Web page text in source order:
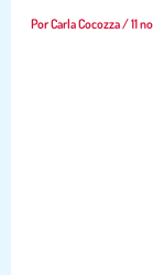
PorCarla Cocozza/11